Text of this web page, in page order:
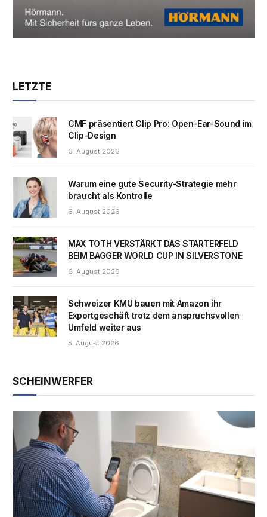
LETZTE
CMF präsentiert Clip Pro: Open-Ear-Sound im
Clip-Design
6. August 2026
Warum eine gute Security-Strategie mehr
braucht als Kontrolle
6. August 2026
MAX TOTH VERSTÄRKT DAS STARTERFELD
BEIM BAGGER WORLD CUP IN SILVERSTONE
6. August 2026
Schweizer KMU bauen mit Amazon ihr
Exportgeschäft trotz dem anspruchsvollen
Umfeld weiter aus
5. August 2026
SCHEINWERFER